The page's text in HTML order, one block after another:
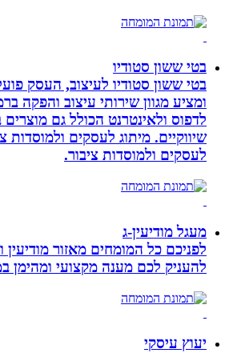
בטי ששון סטודיו
ומציע מגוון שירותי עיצוב והפקה ברמה
לדפוס ולאינטרנט הכולל גם מוצרים בעלי
שיווקיים. מיתוג לעסקים ולמוסדות ציבור.
לעסקים ולמוסדות ציבור.
מעגל מודיעין-ג
לפניכם כל המומחים מאזור מודיעין
להעניק לכם מענה מקצועי ומהימן במגוון
יעוץ עיסקי